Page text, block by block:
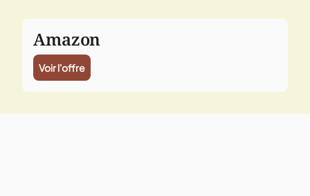
Amazon
Voir l'offre